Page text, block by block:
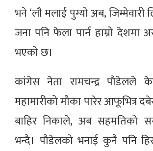
भने ‘लौ मलाई पुग्यो अब, जिम्मेवारी
जना पनि फेला पार्न हाम्रो देशमा
भएको छ।
कांगेस नेता रामचन्द्र पौडेलले
महामारीको मौका पारेर आफूभित्र
बाहिर निकाले, अब सहमतिको
भन्दै। पौडेलको भनाई कुनै पनि